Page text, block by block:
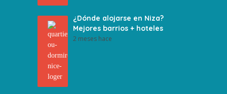
¿Dónde alojarse en Niza?
Mejores barrios + hoteles
2 meses hace